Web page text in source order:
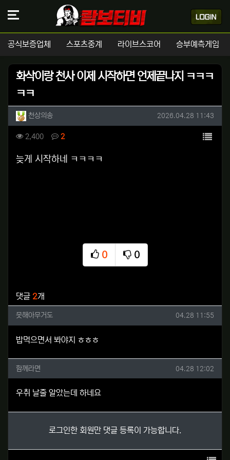
공식보증업체 스포츠중계 라이브스코어 승부예측게임
화삭이랑 천사 이제 시작하면 언제끝나지 ㅋㅋㅋ
ㅋㅋ
작성자 정보
천상의송작성 작성일
2026.04.28 11:43
컨텐츠 정보
2,400조회 2댓글 목록
본문
늦게 시작하네 ㅋㅋㅋㅋ
0
추천
0
비추천
댓글 2개
못해아무거도님의 댓글
못해아무거도 작성일
04.28 11:55
밥먹으면서 봐야지 ㅎㅎㅎ
함께라면님의 댓글
함께라면 작성일
04.28 12:02
우취 날줄 알았는데 하네요
로그인한 회원만 댓글 등록이 가능합니다.